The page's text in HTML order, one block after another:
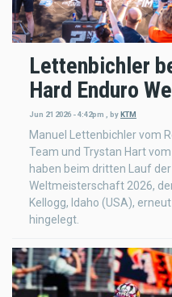
Lettenbichler
Hard Enduro
Jun 21 2026 - 4:42pm byKTM
Manuel Lettenbichler vom
Team und Trystan Hart
haben beim dritten Lauf
Weltmeisterschaft 2026,
Kellogg, Idaho (USA),
hingelegt.